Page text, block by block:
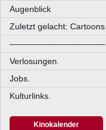
Augenblick
Zuletzt gelacht: Cartoons.
––––––––––––––––––––
Verlosungen.
Jobs.
Kulturlinks.
Kinokalender